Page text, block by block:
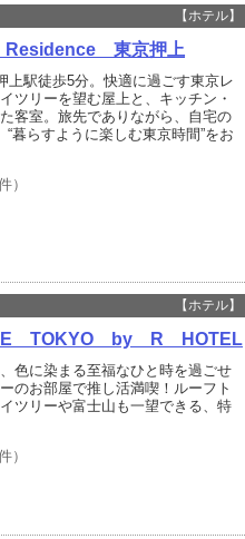
【ホテル】
東京押上
駅徒歩5分。快適に過ごす東京レ
リーを望む屋上と、キッチン・
客室。旅先でありながら、自宅の
暮らすように楽しむ東京時間”をお
）
【ホテル】
TOKYO by R HOTEL
色に染まる至福なひと時を過ごせ
お部屋で推し活満喫！ルーフト
ツリーや富士山も一望できる、特
）